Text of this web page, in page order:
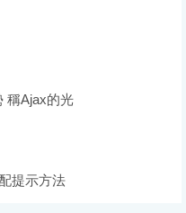
稱Ajax的光
提示方法